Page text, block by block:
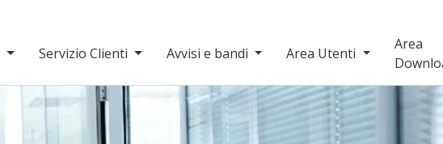
Servizio Clienti Avvisi e bandi Area Utenti
Area